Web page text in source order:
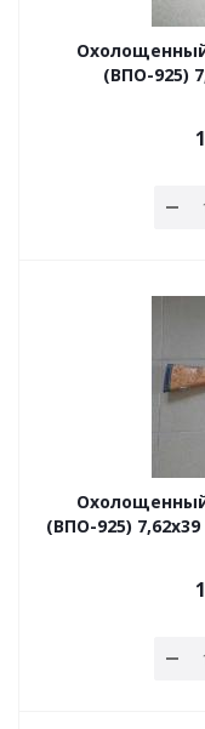
(ВПО-925)
(ВПО-925)